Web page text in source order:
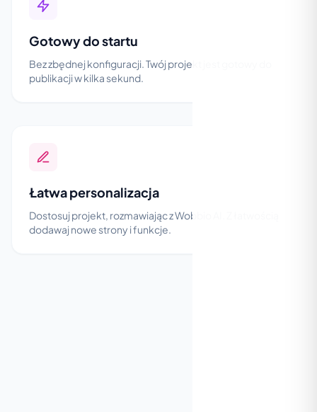
Gotowy do startu
Bez zbędnej konfiguracji. Twój projekt jest gotowy do
publikacji w kilka sekund.
Łatwa personalizacja
Dostosuj projekt, rozmawiając z Wobbio AI. Z łatwością
dodawaj nowe strony i funkcje.